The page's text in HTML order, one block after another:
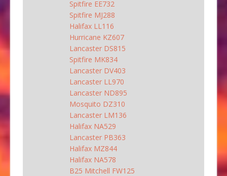
Spitfire EE732
Spitfire MJ288
Halifax LL116
Hurricane KZ607
Lancaster DS815
Spitfire MK834
Lancaster DV403
Lancaster LL970
Lancaster ND895
Mosquito DZ310
Lancaster LM136
Halifax NA529
Lancaster PB363
Halifax MZ844
Halifax NA578
B25 Mitchell FW125